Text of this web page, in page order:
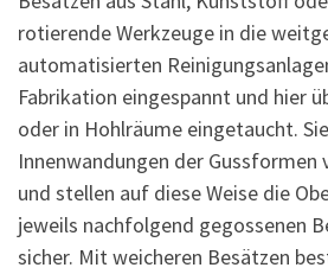
rotierende Werkzeuge in die
automatisierten
Fabrikation eingespannt und hier
oder in Hohlräume eingetaucht.
Innenwandungen der Gussformen
und stellen auf diese Weise die
jeweils nachfolgend gegossenen
sicher. Mit weicheren Besätzen